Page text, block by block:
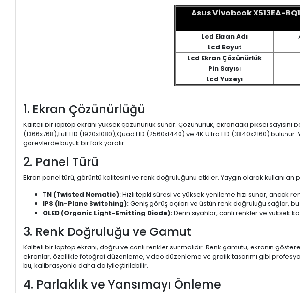
Asus Vivobook X513EA-
Lcd Ekran Adı
Lcd Boyut
Lcd Ekran Çözünürlük
Pin Sayısı
Lcd Yüzeyi
1. Ekran Çözünürlüğü
Kaliteli bir laptop ekranı yüksek çözünürlük sunar. Çözünürlük, ekrandaki piksel
(1366x768),Full HD (1920x1080),Quad HD (2560x1440) ve 4K Ultra HD (3840x2160)
görevlerde büyük bir fark yaratır.
2. Panel Türü
Ekran panel türü, görüntü kalitesini ve renk doğruluğunu etkiler. Yaygın olarak kullanılan
TN (Twisted Nematic):Hızlı tepki süresi ve yüksek yenileme hızı sunar, ancak
IPS (In-Plane Switching):Geniş görüş açıları ve üstün renk doğruluğu sağlar,
OLED (Organic Light-Emitting Diode):Derin siyahlar, canlı renkler ve yüksek
3. Renk Doğruluğu ve Gamut
Kaliteli bir laptop ekranı, doğru ve canlı renkler sunmalıdır. Renk gamutu, ekranın
ekranlar, özellikle fotoğraf düzenleme, video düzenleme ve grafik tasarımı gibi
bu, kalibrasyonla daha da iyileştirilebilir.
4. Parlaklık ve Yansımayı Önleme